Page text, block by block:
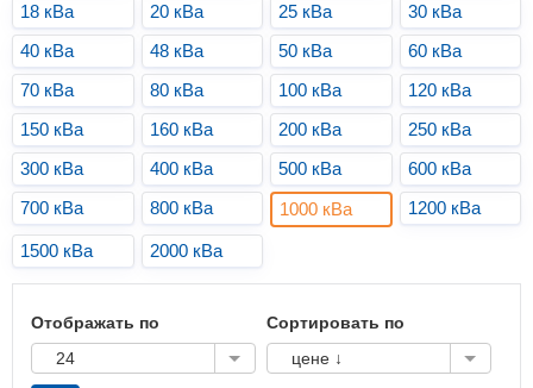
18 кВа
20 кВа 25 кВа
30 кВа
40 кВа
48 кВа 50 кВа
60 кВа
70 кВа
80 кВа 100 кВа
120 кВа
150 кВа
160 кВа 200 кВа
250 кВа
300 кВа
400 кВа 500 кВа
600 кВа
700 кВа
800 кВа 1000 кВа 1200 кВа
1500 кВа 2000 кВа
Отображать по
24
Сортировать по
цене ↓